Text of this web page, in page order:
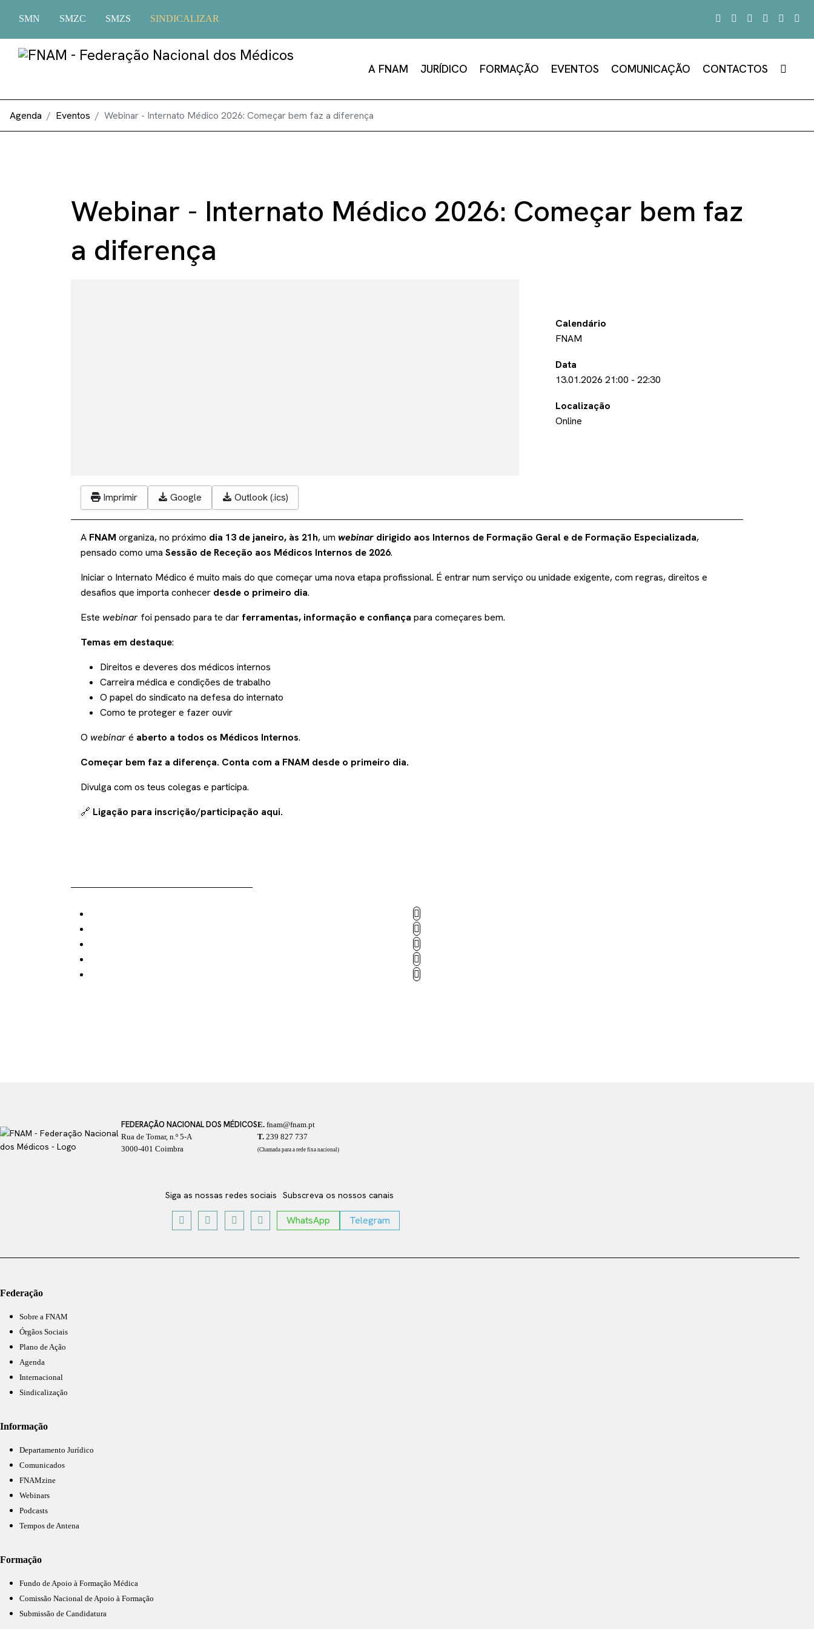
SMN SMZC SMZS SINDICALIZAR
A FNAM JURÍDICO FORMAÇÃO EVENTOS COMUNICAÇÃO CONTACTOS
Agenda Eventos Webinar - Internato Médico 2026: Começar bem faz a diferença
Webinar - Internato Médico 2026: Começar bem faz
a diferença
Calendário
FNAM
Data
13.01.2026 21:00 - 22:30
Localização
Online
Imprimir Google Outlook (.ics)
A FNAM organiza, no próximo dia 13 de janeiro, às 21h, um webinar dirigido aos Internos de Formação Geral e de Formação Especializada,
pensado como uma Sessão de Receção aos Médicos Internos de 2026.
Iniciar o Internato Médico é muito mais do que começar uma nova etapa profissional. É entrar num serviço ou unidade exigente, com regras, direitos e
desafios que importa conhecer desde o primeiro dia.
Este webinar foi pensado para te dar ferramentas, informação e confiança para começares bem.
Temas em destaque:
Direitos e deveres dos médicos internos
Carreira médica e condições de trabalho
O papel do sindicato na defesa do internato
Como te proteger e fazer ouvir
O webinaré aberto a todos os Médicos Internos.
Começar bem faz a diferença. Conta com a FNAM desde o primeiro dia.
Divulga com os teus colegas e participa.
🔗 Ligação para inscrição/participação aqui.
FEDERAÇÃO NACIONAL DOS MÉDICOS
Rua de Tomar, n.º 5-A
3000-401 Coimbra
E. fnam@fnam.pt
T. 239 827 737
(Chamada para a rede fixa nacional)
Siga as nossas redes sociais Subscreva os nossos canais
WhatsApp Telegram
Federação
Sobre a FNAM
Órgãos Sociais
Plano de Ação
Agenda
Internacional
Sindicalização
Informação
Departamento Jurídico
Comunicados
FNAMzine
Webinars
Podcasts
Tempos de Antena
Formação
Fundo de Apoio à Formação Médica
Comissão Nacional de Apoio à Formação
Submissão de Candidatura